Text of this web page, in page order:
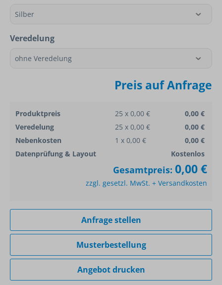
Veredelung
Preis auf Anfrage
Produktpreis 25 x 0,00 €
0,00 €
Veredelung
25 x 0,00 €
0,00 €
Nebenkosten
1 x 0,00 €
0,00 €
Datenprüfung & Layout
Kostenlos
Gesamtpreis: 0,00 €
zzgl. gesetzl. MwSt. + Versandkosten
Anfrage stellen
Musterbestellung
Angebot drucken